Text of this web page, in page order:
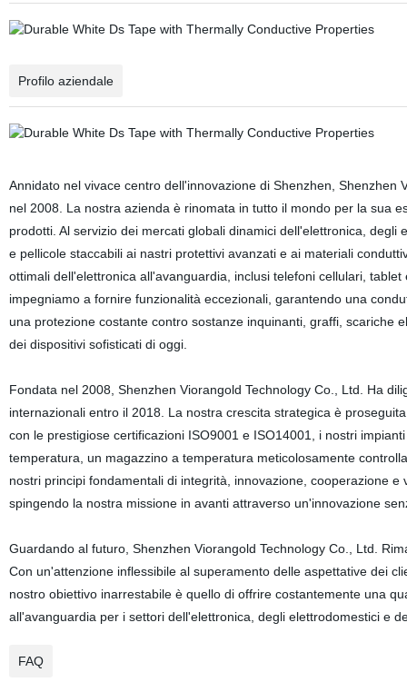
Profilo aziendale
Annidato nel vivace centro dell'innovazione di Shenzhen,
nel 2008. La nostra azienda è rinomata in tutto il mondo per la sua
prodotti. Al servizio dei mercati globali dinamici dell'elettronica,
e pellicole staccabili ai nastri protettivi avanzati e ai materiali
ottimali dell'elettronica all'avanguardia, inclusi telefoni cellulari,
impegniamo a fornire funzionalità eccezionali, garantendo una
una protezione costante contro sostanze inquinanti, graffi, scariche
dei dispositivi sofisticati di oggi.
Fondata nel 2008, Shenzhen Viorangold Technology Co., Ltd. Ha
internazionali entro il 2018. La nostra crescita strategica è
con le prestigiose certificazioni ISO9001 e ISO14001, i nostri
temperatura, un magazzino a temperatura meticolosamente
nostri principi fondamentali di integrità, innovazione, cooperazione
spingendo la nostra missione in avanti attraverso un'innovazione
Guardando al futuro, Shenzhen Viorangold Technology Co., Ltd.
Con un'attenzione inflessibile al superamento delle aspettative dei
nostro obiettivo inarrestabile è quello di offrire costantemente una
all'avanguardia per i settori dell'elettronica, degli elettrodomestici e
FAQ